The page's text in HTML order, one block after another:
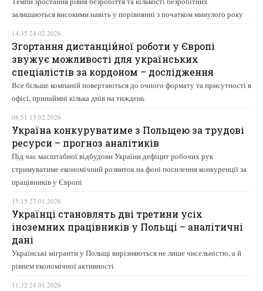
залишаються високими навіть у порівнянні з початком минулого року
14:35 24.02.2026
Згортання дистанційної роботи у Європі
звужує можливості для українських
спеціалістів за кордоном – дослідження
Все більше компаній повертаються до очного формату та присутності в
офісі, принаймні кілька днів на тиждень
08:51 13.02.2026
Україна конкуруватиме з Польщею за трудові
ресурси – прогноз аналітиків
Під час масштабної відбудови України дефіцит робочих рук
стримуватиме економічний розвиток на фоні посилення конкуренції за
працівників у Європі
15:15 27.01.2026
Українці становлять дві третини усіх
іноземних працівників у Польщі – аналітичні
дані
Українські мігранти у Польщі вирізняються не лише чисельністю, а й
рівнем економічної активності
11:32 24.01.2026